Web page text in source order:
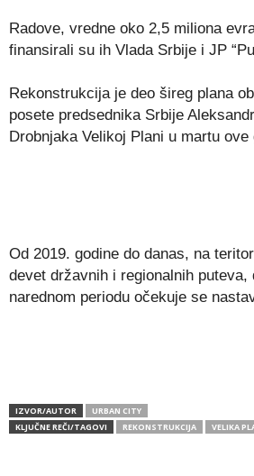
Radove, vredne oko 2,5 miliona
finansirali su ih Vlada Srbije i JP
Rekonstrukcija je deo šireg plana
posete predsednika Srbije
Drobnjaka Velikoj Plani u martu ove
Od 2019. godine do danas, na
devet državnih i regionalnih
narednom periodu očekuje se
IZVOR/AUTOR
URBAN CITY
KLJUČNE REČI/TAGOVI
REKONSTRUKCIJA VELIKA